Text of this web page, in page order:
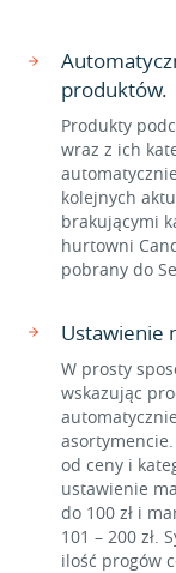
produktów.
Produkty
wraz z ich
kolejnych
brakującymi
hurtowni
pobrany do
Ustawienie
W prosty
wskazując
od ceny i
ustawienie
do 100 zł i
101 – 200 zł.
ilość progów